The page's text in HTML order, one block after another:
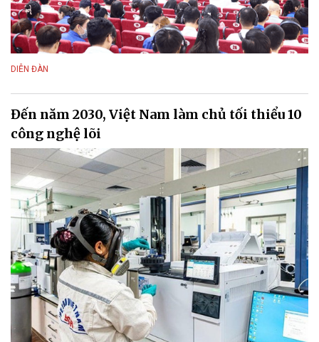
DIỄN ĐÀN
Đến năm 2030, Việt Nam làm chủ tối thiểu 10
công nghệ lõi